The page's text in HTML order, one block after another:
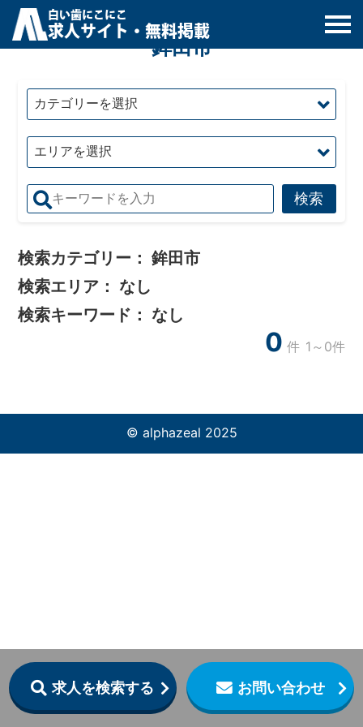
白 い歯にこにこ
求人サイト・無料掲載
求人を検索する お問い合わせ
鉾田市
検索カテゴリー： 鉾田市
検索エリア： なし
検索キーワード： なし
0 件 1～0件
© alphazeal 2025